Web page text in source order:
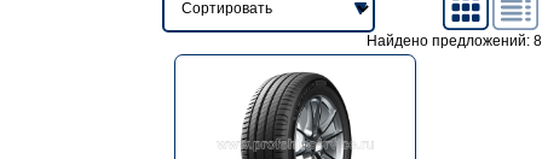
Найдено предложений: 8